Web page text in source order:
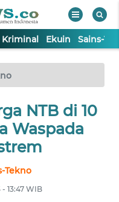
Kriminal Ekuin Sains-
NTB di 10
Waspada
Tekno
13:47 WIB